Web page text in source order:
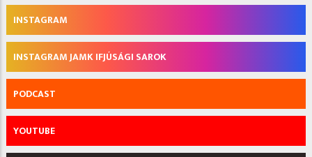
INSTAGRAM
INSTAGRAM JAMK IFJÚSÁGI SAROK
PODCAST
YOUTUBE